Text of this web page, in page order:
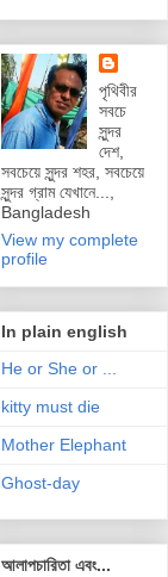
পৃথিবীর
সবচে
সুন্দর
দেশ,
সবচেয়ে সুন্দর শহর, সবচেয়ে
সুন্দর গ্রাম যেখানে...,
Bangladesh
View my complete
profile
In plain english
He or She or ...
kitty must die
Mother Elephant
Ghost-day
আলাপচারিতা এবং...